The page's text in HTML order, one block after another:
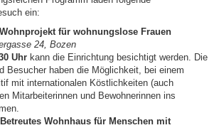
ein:
für wohnungslose Frauen
24, Bozen
Uhr kann die Einrichtung besichtigt werden. Die
Besucher haben die Möglichkeit, bei einem
mit internationalen Köstlichkeiten (auch
Mitarbeiterinnen und Bewohnerinnen ins
Wohnhaus für Menschen mit